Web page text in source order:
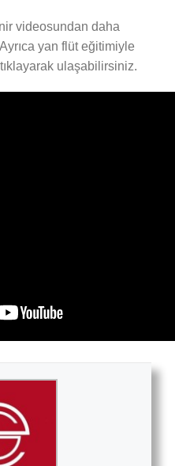
videosundan daha
yan flüt eğitimiyle
tıklayarak ulaşabilirsiniz.